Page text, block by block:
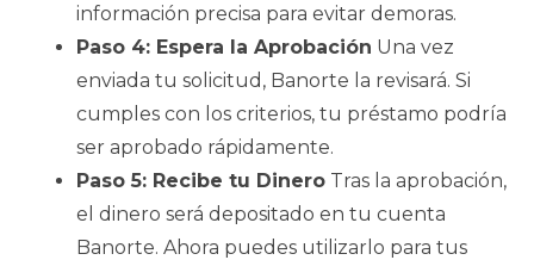
información precisa para evitar demoras.
Paso 4: Espera la Aprobación Una vez
enviada tu solicitud, Banorte la revisará. Si
cumples con los criterios, tu préstamo podría
ser aprobado rápidamente.
Paso 5: Recibe tu Dinero Tras la aprobación,
el dinero será depositado en tu cuenta
Banorte. Ahora puedes utilizarlo para tus